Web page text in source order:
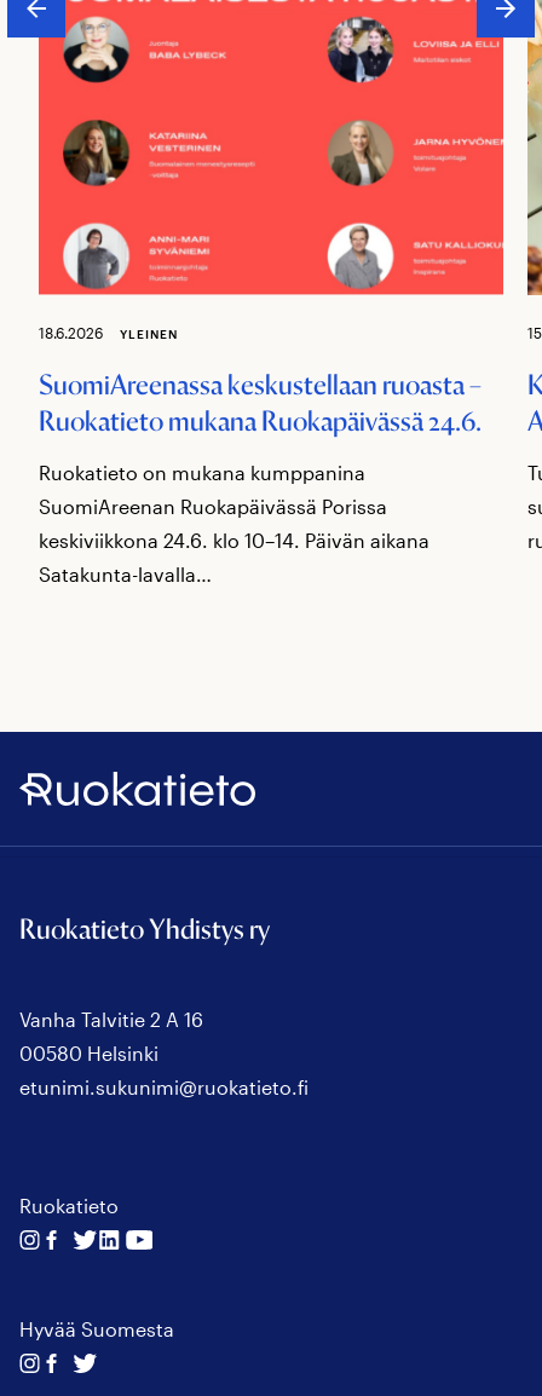
18.6.2026 YLEINEN
SuomiAreenassa keskustellaan ruoasta –
Ruokatieto mukana Ruokapäivässä 24.6.
Ruokatieto on mukana kumppanina
SuomiAreenan Ruokapäivässä Porissa
keskiviikkona 24.6. klo 10–14. Päivän aikana
Satakunta-lavalla…
Ruokatieto
Ruokatieto Yhdistys ry
Vanha Talvitie 2 A 16
00580 Helsinki
etunimi.sukunimi@ruokatieto.fi
Ruokatieto
Seuraa
Seuraa
Seuraa
SeuraaSeuraa
Hyvää Suomesta
Seuraa
SeuraaSeuraa